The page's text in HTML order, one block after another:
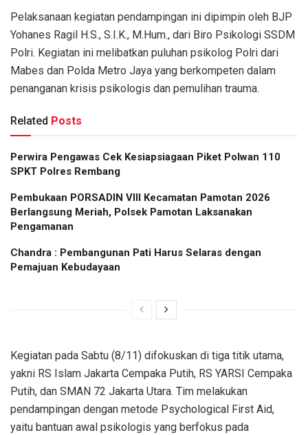
Pelaksanaan kegiatan pendampingan ini dipimpin oleh BJP
Yohanes Ragil H.S., S.I.K., M.Hum., dari Biro Psikologi SSDM
Polri. Kegiatan ini melibatkan puluhan psikolog Polri dari
Mabes dan Polda Metro Jaya yang berkompeten dalam
penanganan krisis psikologis dan pemulihan trauma.
Related Posts
Perwira Pengawas Cek Kesiapsiagaan Piket Polwan 110
SPKT Polres Rembang
Pembukaan PORSADIN VIII Kecamatan Pamotan 2026
Berlangsung Meriah, Polsek Pamotan Laksanakan
Pengamanan
Chandra : Pembangunan Pati Harus Selaras dengan
Pemajuan Kebudayaan
Kegiatan pada Sabtu (8/11) difokuskan di tiga titik utama,
yakni RS Islam Jakarta Cempaka Putih, RS YARSI Cempaka
Putih, dan SMAN 72 Jakarta Utara. Tim melakukan
pendampingan dengan metode Psychological First Aid,
yaitu bantuan awal psikologis yang berfokus pada